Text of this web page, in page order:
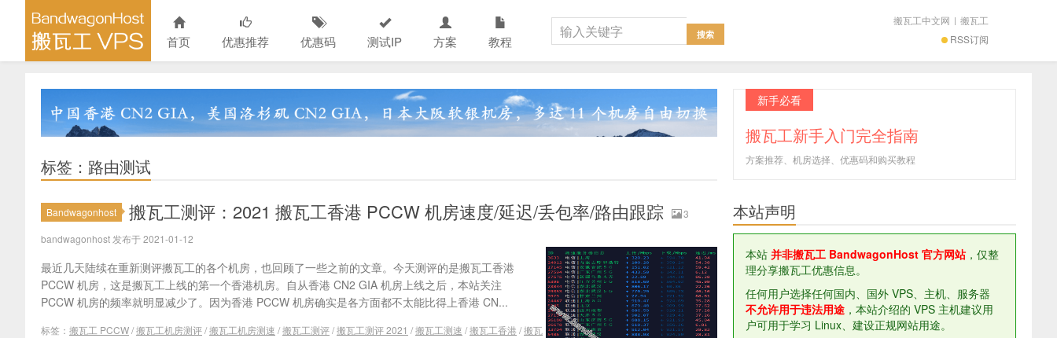
首页 优惠推荐 优惠码 测试IP 方案 教程 RSS订阅
搬瓦工中文网 | 搬瓦工
标签：路由测试
Bandwagonhost 搬瓦工测评：2021 搬瓦工香港 PCCW 机房速度/延迟/丢包率/路由跟踪
3
bandwagonhost 发布于 2021-01-12
最近几天陆续在重新测评搬瓦工的各个机房，也回顾了一些之前的文章。今天测评的是搬瓦工香港
PCCW 机房，这是搬瓦工上线的第一个香港机房。自从香港 CN2 GIA 机房上线之后，本站关注
PCCW 机房的频率就明显减少了。因为香港 PCCW 机房确实是各方面都不太能比得上香港 CN...
标签： 搬瓦工 PCCW/搬瓦工机房测评/搬瓦工机房测速 /搬瓦工测评/搬瓦工测评 2021 /搬瓦工测速 /搬瓦工香港 /搬瓦
新手必看
搬瓦工新手入门完全指南
方案推荐、机房选择、优惠码和购买教程
本站声明
本站 并非搬瓦工 BandwagonHost 官方网站，仅整
理分享搬瓦工优惠信息。
任何用户选择任何国内、国外 VPS、主机、服务器
不允许用于违法用途 ，本站介绍的 VPS 主机建议用
户可用于学习 Linux、建设正规网站用途。